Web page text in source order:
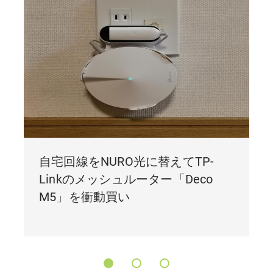
自宅回線をNURO光に替えてTP-
Linkのメッシュルーター「Deco
M5」を衝動買い